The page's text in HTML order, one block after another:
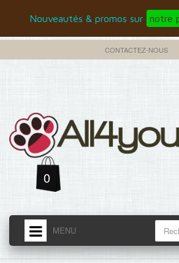
Nouveautés & promos sur notre
CONTACTEZ-NOUS
0
MENU
ACCUEIL